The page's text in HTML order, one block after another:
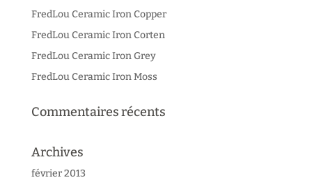
FredLou Ceramic Iron Copper
FredLou Ceramic Iron Corten
FredLou Ceramic Iron Grey
FredLou Ceramic Iron Moss
Commentaires récents
Archives
février 2013